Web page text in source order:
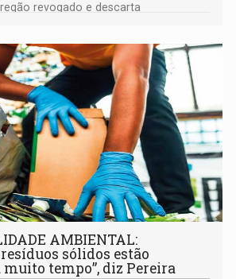
revogado e descarta
AMBIENTAL:
sólidos estão
muito tempo”, diz Pereira